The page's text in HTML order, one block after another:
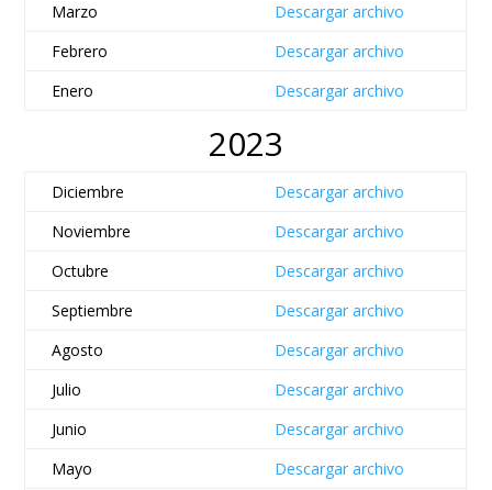
Marzo
Descargar archivo
Febrero
Descargar archivo
Enero
Descargar archivo
2023
Diciembre
Descargar archivo
Noviembre
Descargar archivo
Octubre
Descargar archivo
Septiembre
Descargar archivo
Agosto
Descargar archivo
Julio
Descargar archivo
Junio
Descargar archivo
Mayo
Descargar archivo